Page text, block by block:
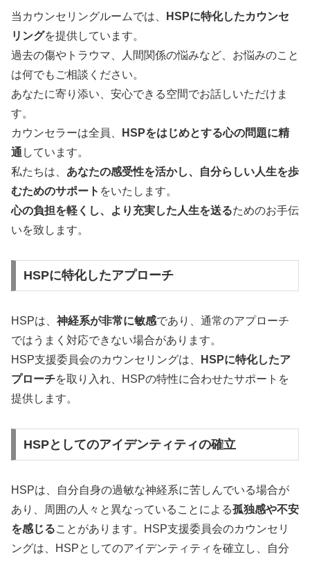
当カウンセリングルームでは、
HSPに特化したカウンセ
リングを提供しています。
過去の傷やトラウマ、人間関係の悩みなど、お悩みのこと
は何でもご相談ください。
あなたに寄り添い、安心できる空間でお話しいただけま
す。
カウンセラーは全員、
HSPをはじめとする心の問題に精
通 しています。
私たちは、 あなたの感受性を活かし、自分らしい人生を歩
むためのサポート をいたします。
心の負担を軽くし、より充実した人生を送るためのお手伝
いを致します。
HSPに特化したアプローチ
HSPは、 神経系が非常に敏感であり、通常のアプローチ
ではうまく対応できない場合があります。
HSP支援委員会のカウンセリングは、
HSPに特化したア
プローチを取り入れ、HSPの特性に合わせたサポートを
提供します。
HSPとしてのアイデンティティの確立
HSPは、自分自身の過敏な神経系に苦しんでいる場合が
あり、周囲の人々と異なっていることによる孤独感や不安
を感じることがあります。HSP支援委員会のカウンセリ
ングは、HSPとしてのアイデンティティを確立し、自分